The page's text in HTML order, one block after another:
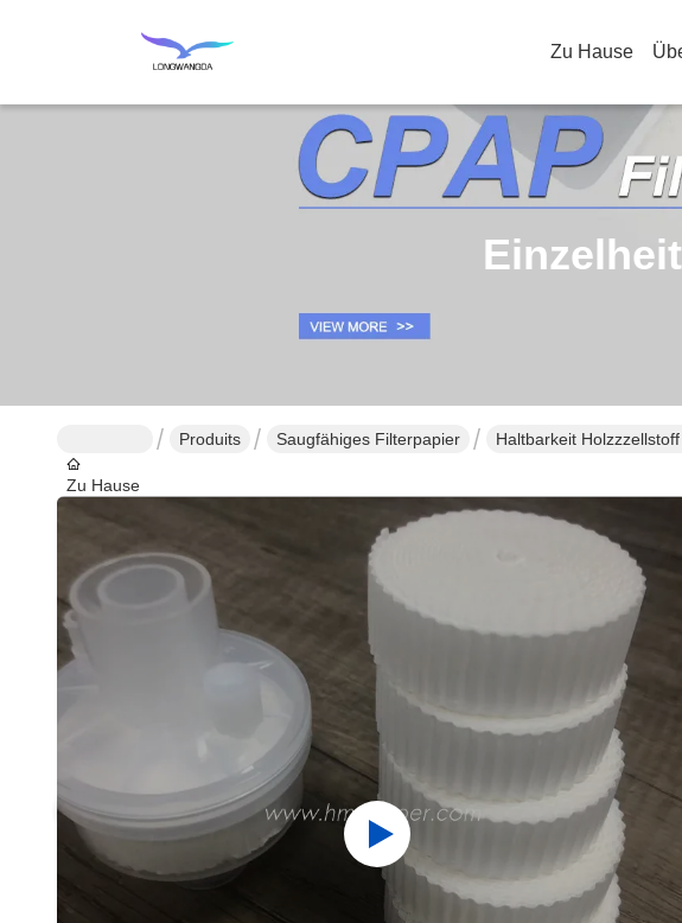
Zu Hause
Zu Hause
Produits Saugfähiges Filterpapier Haltbarkeit